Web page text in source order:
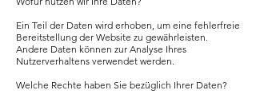
Ein Teil der Daten wird erhoben, um eine fehlerfreie
Bereitstellung der Website zu gewährleisten.
Andere Daten können zur Analyse Ihres
Nutzerverhaltens verwendet werden.
Welche Rechte haben Sie bezüglich Ihrer Daten?